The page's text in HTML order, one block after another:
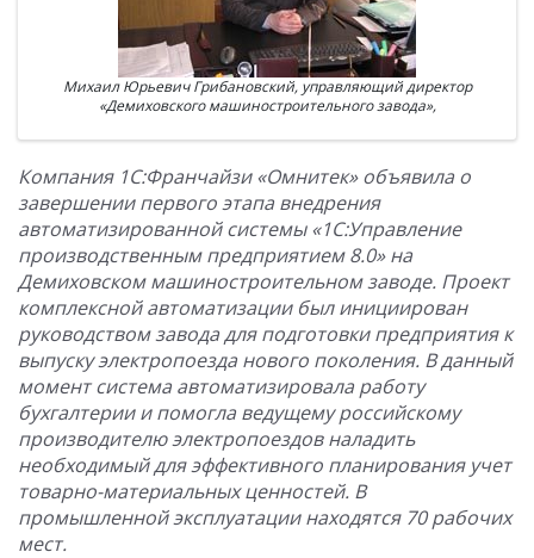
Михаил Юрьевич Грибановский, управляющий директор
«Демиховского машиностроительного завода»,
Компания 1С:Франчайзи «Омнитек» объявила о
завершении первого этапа внедрения
автоматизированной системы «1С:Управление
производственным предприятием 8.0» на
Демиховском машиностроительном заводе. Проект
комплексной автоматизации был инициирован
руководством завода для подготовки предприятия к
выпуску электропоезда нового поколения. В данный
момент система автоматизировала работу
бухгалтерии и помогла ведущему российскому
производителю электропоездов наладить
необходимый для эффективного планирования учет
товарно-материальных ценностей. В
промышленной эксплуатации находятся 70 рабочих
мест.